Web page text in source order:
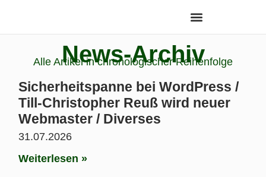
News-Archiv
Alle Artikel in chronologischer Reihenfolge
Sicherheitspanne bei WordPress /
Till-Christopher Reuß wird neuer
Webmaster / Diverses
31.07.2026
Weiterlesen »